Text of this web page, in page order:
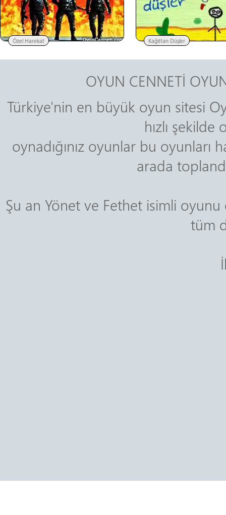
Özel Harekat Kağıttan Düşler
OYUN CENNETİ
Türkiye'nin en büyük oyun sitesi
hızlı
oynadığınız oyunlar bu oyunları
arada
Şu an Yönet ve Fethet isimli
tüm